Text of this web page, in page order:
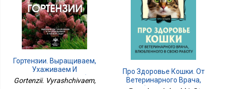
Гортензии. Выращиваем,
Ухаживаем И
Наслаждаемся В Любом
Саду
Gortenzii. Vyrashchivaem,
Про Здоровье Кошки. От
Ветеринарного Врача,